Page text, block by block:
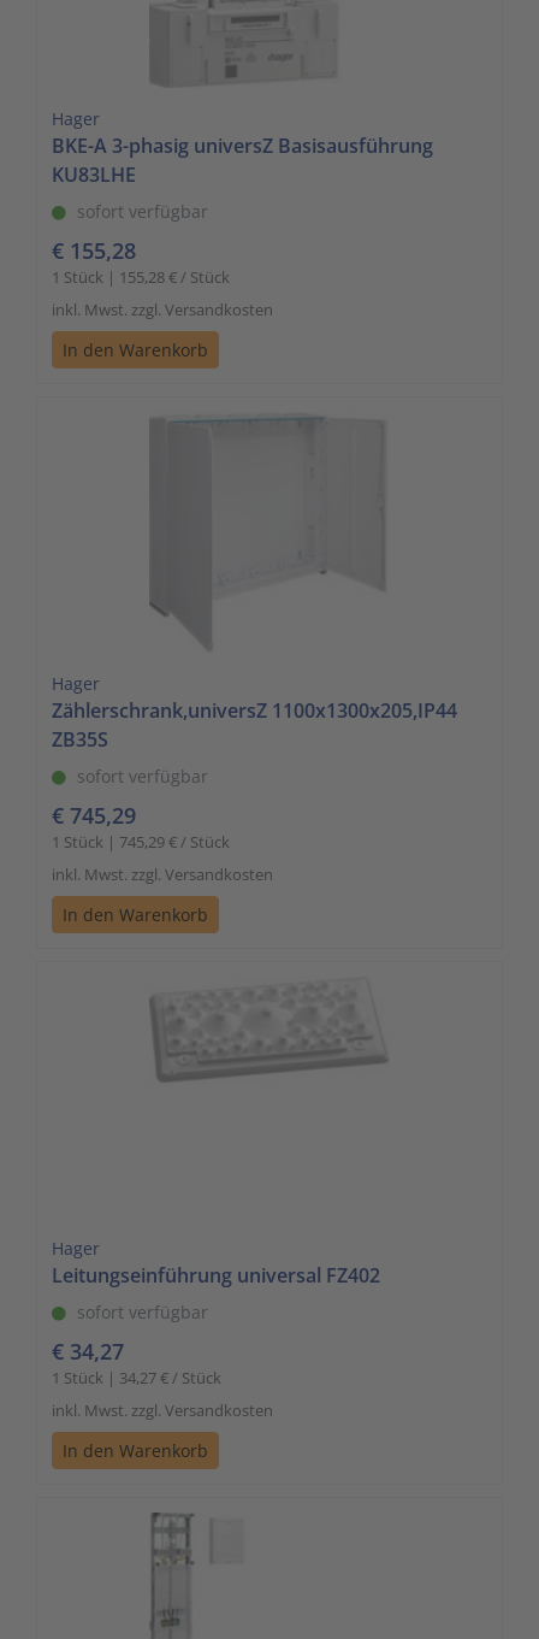
Hager
BKE-A 3-phasig universZ Basisausführung
KU83LHE
sofort verfügbar
€ 155,28
1 Stück | 155,28 € / Stück
inkl. Mwst. zzgl. Versandkosten
In den Warenkorb
Hager
Zählerschrank,universZ 1100x1300x205,IP44
ZB35S
sofort verfügbar
€ 745,29
1 Stück | 745,29 € / Stück
inkl. Mwst. zzgl. Versandkosten
In den Warenkorb
Hager
Leitungseinführung universal FZ402
sofort verfügbar
€ 34,27
1 Stück | 34,27 € / Stück
inkl. Mwst. zzgl. Versandkosten
In den Warenkorb